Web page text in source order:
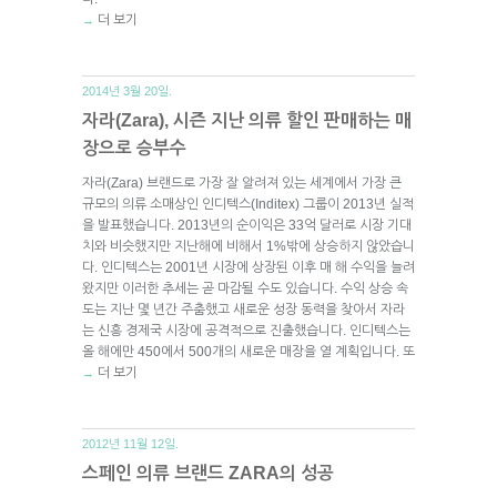
→ 더 보기
2014년 3월 20일.
자라(Zara), 시즌 지난 의류 할인 판매하는 매
장으로 승부수
자라(Zara) 브랜드로 가장 잘 알려져 있는 세계에서 가장 큰
규모의 의류 소매상인 인디텍스(Inditex) 그룹이 2013년 실적
을 발표했습니다. 2013년의 순이익은 33억 달러로 시장 기대
치와 비슷했지만 지난해에 비해서 1%밖에 상승하지 않았습니
다. 인디텍스는 2001년 시장에 상장된 이후 매 해 수익을 늘려
왔지만 이러한 추세는 곧 마감될 수도 있습니다. 수익 상승 속
도는 지난 몇 년간 주춤했고 새로운 성장 동력을 찾아서 자라
는 신흥 경제국 시장에 공격적으로 진출했습니다. 인디텍스는
올 해에만 450에서 500개의 새로운 매장을 열 계획입니다. 또
→ 더 보기
2012년 11월 12일.
스페인 의류 브랜드 ZARA의 성공